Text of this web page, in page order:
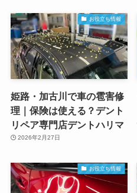
お役立ち情報
姫路・加古川で車の雹害修
理｜保険は使える？デント
リペア専門店デントハリマ
2026年2月27日
お役立ち情報